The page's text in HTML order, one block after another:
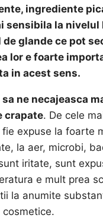
ingrediente
sensibila la nivelul
glande ce pot
lor e foarte
in acest sens.
ne necajeasca
crapate. De cele
expuse la foarte
la aer, microbi,
iritate, sunt
e mult prea
la anumite